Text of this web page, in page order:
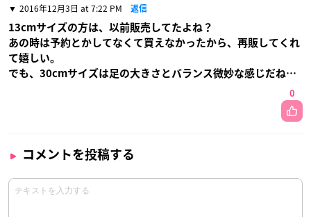
2016年12月3日 at 7:22 PM 返信
13cmサイズの方は、以前販売してたよね？
あの時は予約とかしてなくて買えなかったから、再販してくれ
て嬉しい。
でも、30cmサイズは足の大きさとバランス微妙な感じだね…
0
コメントを投稿する